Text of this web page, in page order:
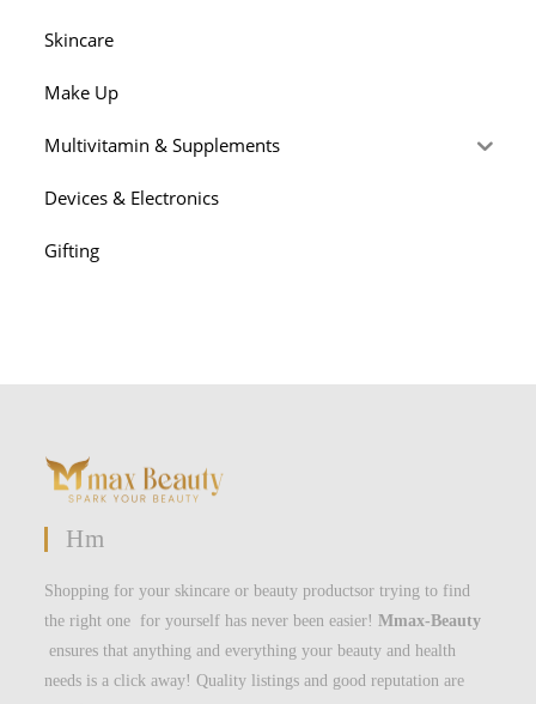
Skincare
Make Up
Multivitamin & Supplements
Devices & Electronics
Gifting
Hm
Shopping for your skincare or beauty productsor trying to find
the right one for yourself has never been easier!Mmax-Beauty
ensures that anything and everything your beauty and health
needs is a click away! Quality listings and good reputation are